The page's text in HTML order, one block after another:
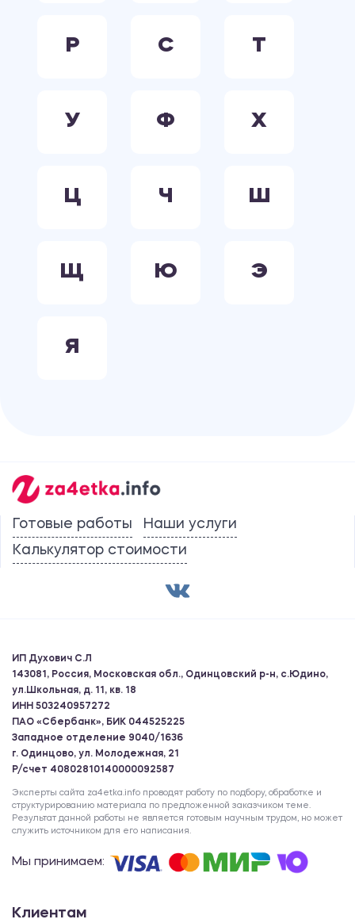
Р С Т
У Ф Х
Ц Ч Ш
Щ Ю Э
Я
Готовые работы
Наши услуги
Калькулятор стоимости
ИП Духович С.Л
143081, Россия, Московская обл., Одинцовский р-н, с.Юдино,
ул.Школьная, д. 11, кв. 18
ИНН 503240957272
ПАО «Сбербанк», БИК 044525225
Западное отделение 9040/1636
г. Одинцово, ул. Молодежная, 21
Р/счет 40802810140000092587
Эксперты сайта za4etka.info проводят работу по подбору, обработке и
структурированию материала по предложенной заказчиком теме.
Результат данной работы не является готовым научным трудом, но может
служить источником для его написания.
Мы принимаем:
Клиентам